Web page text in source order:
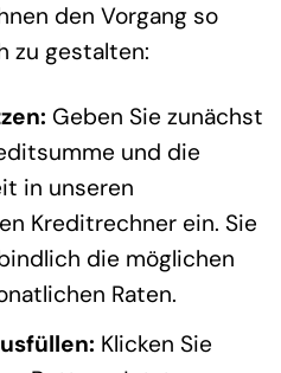
den Vorgang so
zu gestalten:
Geben Sie zunächst
und die
in unseren
Kreditrechner ein. Sie
die möglichen
Raten.
Klicken Sie